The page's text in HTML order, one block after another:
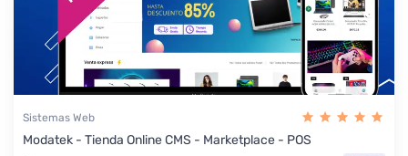
Sistemas Web
Modatek - Tienda Online CMS - Marketplace - POS